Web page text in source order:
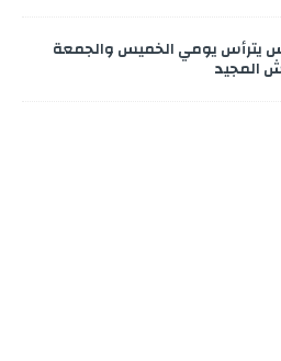
يترأس يومي الخميس والجمعة
المجيد